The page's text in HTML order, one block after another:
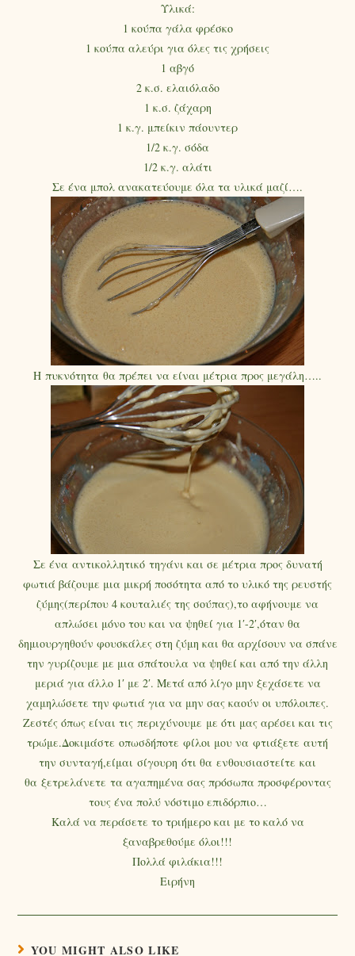
Υλικά:
1 κούπα γάλα φρέσκο
1 κούπα αλεύρι για όλες τις χρήσεις
1 αβγό
2 κ.σ. ελαιόλαδο
1 κ.σ. ζάχαρη
1 κ.γ. μπείκιν πάουντερ
1/2 κ.γ. σόδα
1/2 κ.γ. αλάτι
Σε ένα μπολ ανακατεύουμε όλα τα υλικά μαζί….
Η πυκνότητα θα πρέπει να είναι μέτρια προς μεγάλη…..
Σε ένα αντικολλητικό τηγάνι και σε μέτρια προς δυνατή
φωτιά βάζουμε μια μικρή ποσότητα από το υλικό της ρευστής
ζύμης(περίπου 4 κουταλιές της σούπας),το αφήνουμε να
απλώσει μόνο του και να ψηθεί για 1′-2′,όταν θα
δημιουργηθούν φουσκάλες στη ζύμη και θα αρχίσουν να σπάνε
την γυρίζουμε με μια σπάτουλα να ψηθεί και από την άλλη
μεριά για άλλο 1′ με 2′. Μετά από λίγο μην ξεχάσετε να
χαμηλώσετε την φωτιά για να μην σας καούν οι υπόλοιπες.
Ζεστές όπως είναι τις περιχύνουμε με ότι μας αρέσει και τις
τρώμε.Δοκιμάστε οπωσδήποτε φίλοι μου να φτιάξετε αυτή
την συνταγή,είμαι σίγουρη ότι θα ενθουσιαστείτε και
θα ξετρελάνετε τα αγαπημένα σας πρόσωπα προσφέροντας
τους ένα πολύ νόστιμο επιδόρπιο…
Καλά να περάσετε το τριήμερο και με το καλό να
ξαναβρεθούμε όλοι!!!
Πολλά φιλάκια!!!
Ειρήνη
YOU MIGHT ALSO LIKE